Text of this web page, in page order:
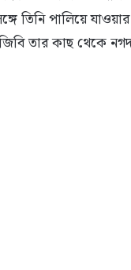
তিনি পালিয়ে
তার কাছ থেকে